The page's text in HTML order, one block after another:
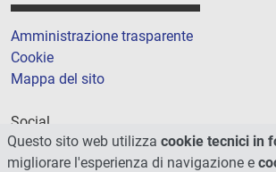
Amministrazione trasparente
Cookie
Mappa del sito
Social
Questo sito web utilizza cookie tecnici in
migliorare l'esperienza di navigazione e